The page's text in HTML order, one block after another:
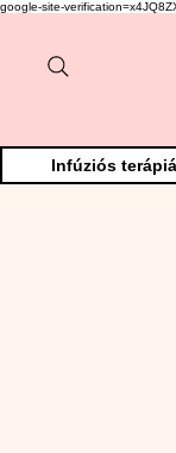
google-site-
Infúziós